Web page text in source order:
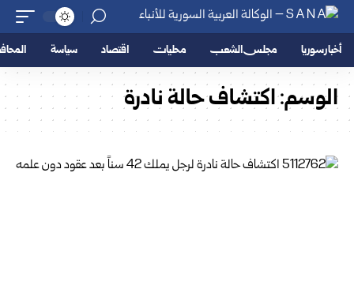
أخبار سوريا مجلس الشعب محليات اقتصاد سياسة
الوسم:اكتشاف حالة نادرة